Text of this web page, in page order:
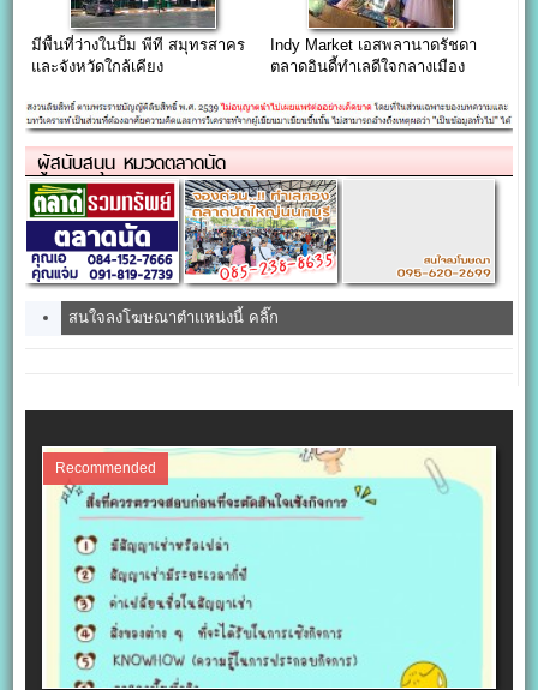
มีพื้นที่ว่างในปั้ม พีที สมุทรสาคร
และจังหวัดใกล้เคียง
Indy Market เอสพลานาดรัชดา
ตลาดอินดี้ทำเลดีใจกลางเมือง
ผู้สนับสนุน หมวดตลาดนัด
สนใจลงโฆษณาตำแหน่งนี้ คลิ๊ก
Recommended